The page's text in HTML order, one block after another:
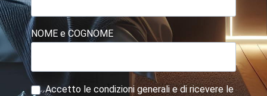
NOME e COGNOME
Accetto le condizioni generali e di ricevere le